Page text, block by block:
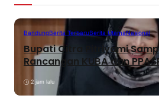
BandungBerita TerbaruBerita UtamaNasional
Bupati Citra Pitriyami
Rancangan KUBA dan
2 jam lalu